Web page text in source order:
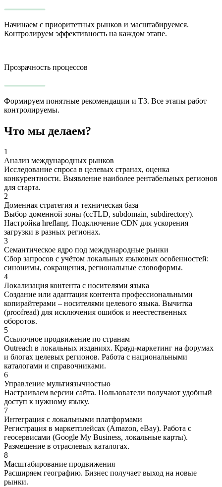
Начинаем с приоритетных рынков и масштабируемся.
Контролируем эффективность на каждом этапе.
Прозрачность процессов
Формируем понятные рекомендации и ТЗ. Все этапы работ
контролируемы.
Что мы делаем?
1
Анализ международных рынков
Исследование спроса в целевых странах, оценка
конкурентности. Выявление наиболее рентабельных регионов
для старта.
2
Доменная стратегия и техническая база
Выбор доменной зоны (ccTLD, subdomain, subdirectory).
Настройка hreflang. Подключение CDN для ускорения
загрузки в разных регионах.
3
Семантическое ядро под международные рынки
Сбор запросов с учётом локальных языковых особенностей:
синонимы, сокращения, региональные словоформы.
4
Локализация контента с носителями языка
Создание или адаптация контента профессиональными
копирайтерами – носителями целевого языка. Вычитка
(proofread) для исключения ошибок и неестественных
оборотов.
5
Ссылочное продвижение по странам
Outreach в локальных изданиях. Крауд-маркетинг на форумах
и блогах целевых регионов. Работа с национальными
каталогами и справочниками.
6
Управление мультиязычностью
Настраиваем версии сайта. Пользователи получают удобный
доступ к нужному языку.
7
Интеграция с локальными платформами
Регистрация в маркетплейсах (Amazon, eBay). Работа с
геосервисами (Google My Business, локальные карты).
Размещение в отраслевых каталогах.
8
Масштабирование продвижения
Расширяем географию. Бизнес получает выход на новые
рынки.